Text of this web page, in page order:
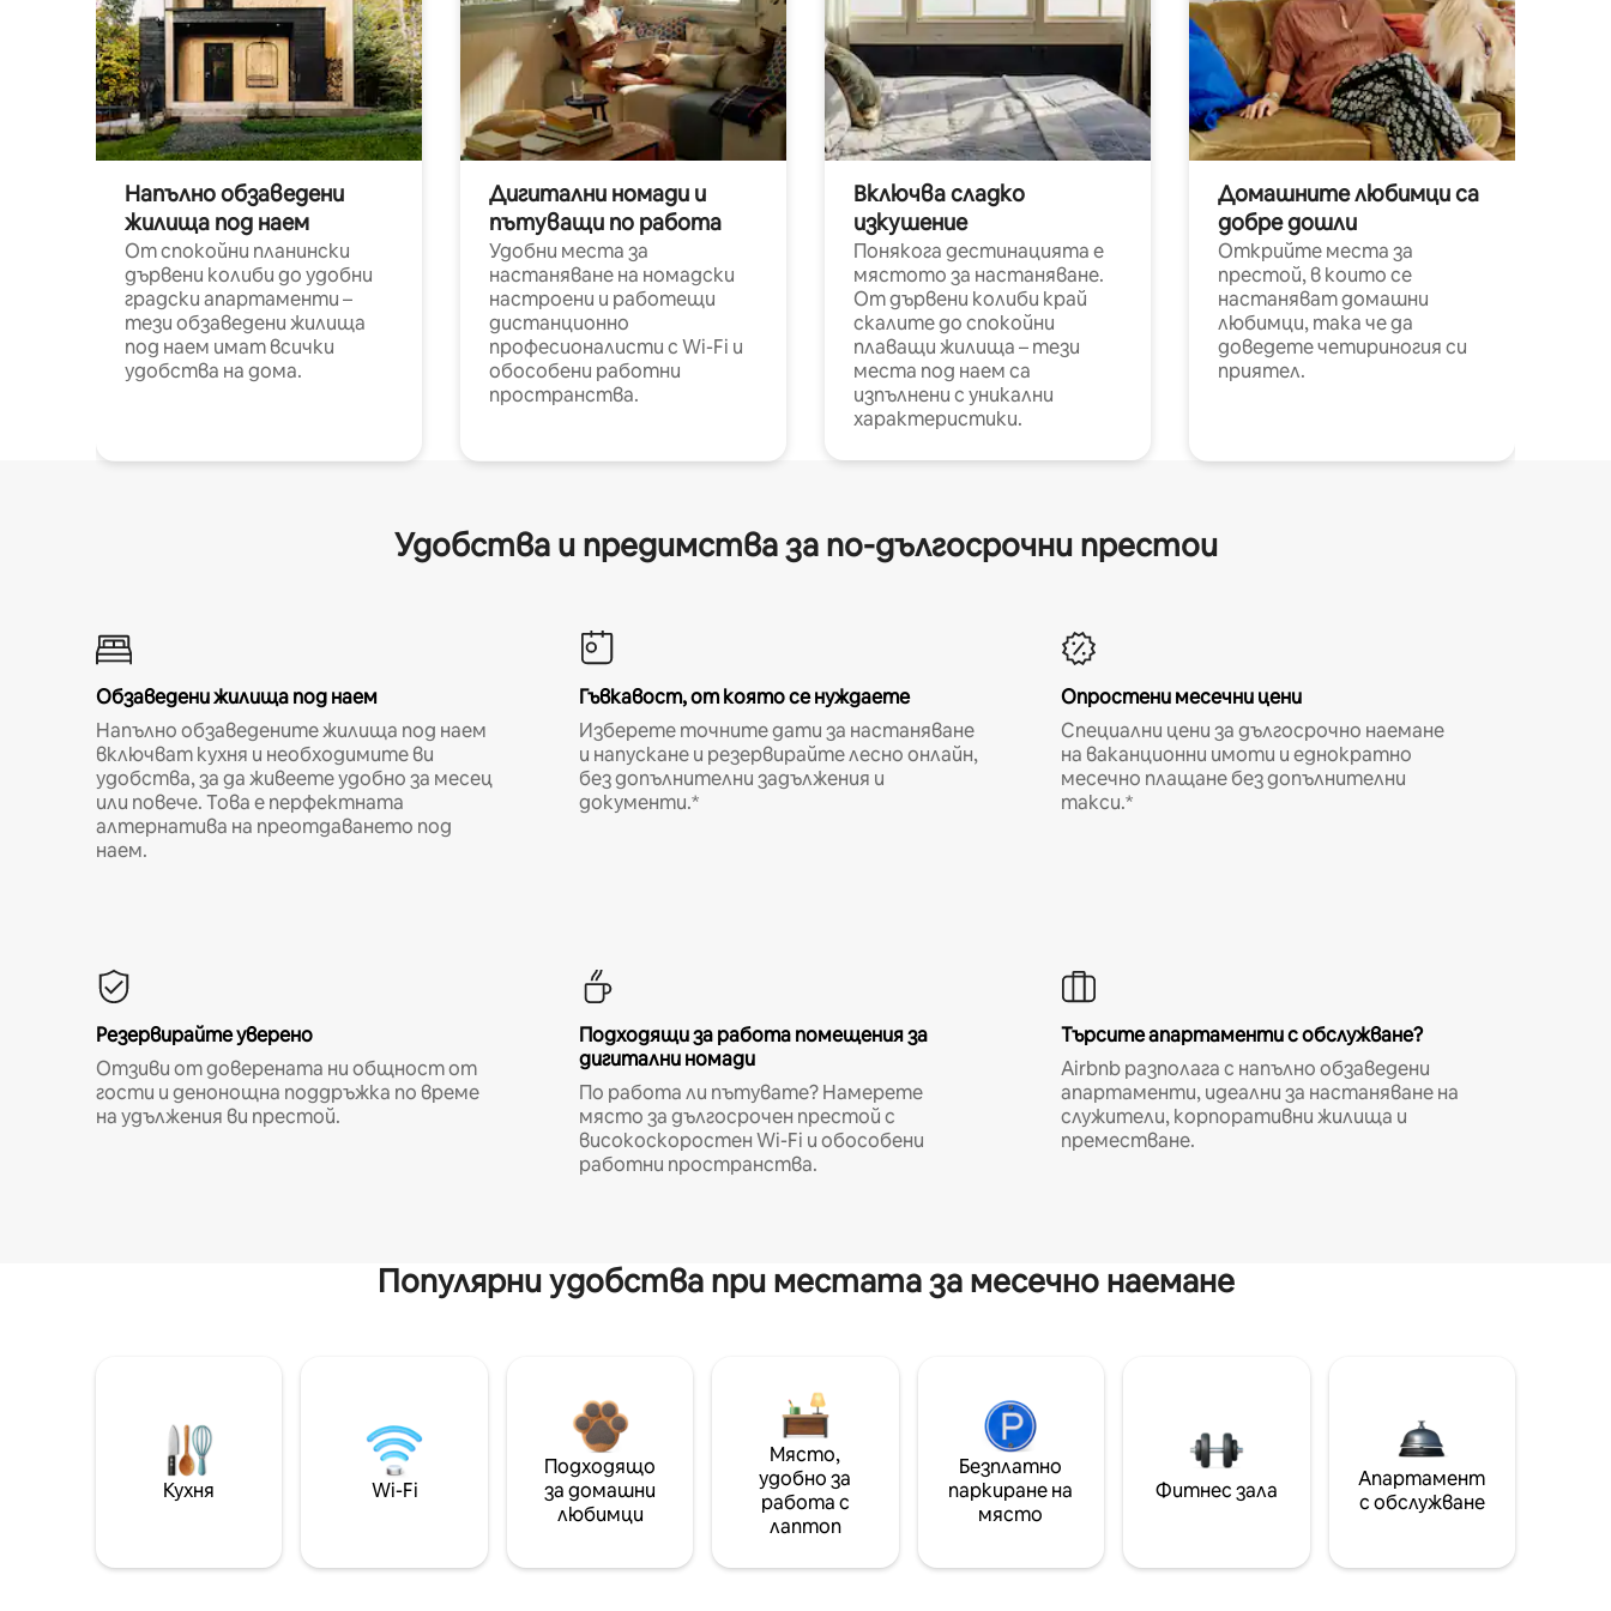
Напълно обзаведени
жилища под наем
От спокойни планински
дървени колиби до удобни
градски апартаменти –
тези обзаведени жилища
под наем имат всички
удобства на дома.
Дигитални номади и
пътуващи по работа
Удобни места за
настаняване на номадски
настроени и работещи
дистанционно
професионалисти с Wi-Fi и
обособени работни
пространства.
Включва сладко
изкушение
Понякога дестинацията е
мястото за настаняване.
От дървени колиби край
скалите до спокойни
плаващи жилища – тези
места под наем са
изпълнени с уникални
характеристики.
Домашните любимци са
добре дошли
Открийте места за
престой, в които се
настаняват домашни
любимци, така че да
доведете четириногия си
приятел.
Удобства и предимства за по-дългосрочни престои
Обзаведени жилища под наем
Напълно обзаведените жилища под наем
включват кухня и необходимите ви
удобства, за да живеете удобно за месец
или повече. Това е перфектната
алтернатива на преотдаването под
наем.
Гъвкавост, от която се нуждаете
Изберете точните дати за настаняване
и напускане и резервирайте лесно онлайн,
без допълнителни задължения и
документи.*
Опростени месечни цени
Специални цени за дългосрочно наемане
на ваканционни имоти и еднократно
месечно плащане без допълнителни
такси.*
Резервирайте уверено
Отзиви от доверената ни общност от
гости и денонощна поддръжка по време
на удължения ви престой.
Подходящи за работа помещения за
дигитални номади
По работа ли пътувате? Намерете
място за дългосрочен престой с
високоскоростен Wi-Fi и обособени
работни пространства.
Търсите апартаменти с обслужване?
Airbnb разполага с напълно обзаведени
апартаменти, идеални за настаняване на
служители, корпоративни жилища и
преместване.
Популярни удобства при местата за месечно наемане
Кухня Wi-Fi
Подходящо
за домашни
любимци
Място,
удобно за
работа с
лаптоп
Безплатно
паркиране на
място
Фитнес зала
Апартамент
с обслужване